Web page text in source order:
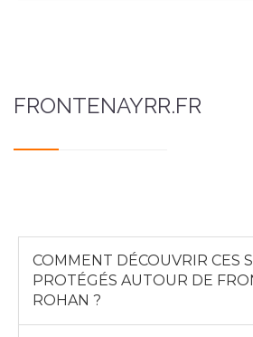
FRONTENAYRR.FR
COMMENT DÉCOUVRIR CES
PROTÉGÉS AUTOUR DE
ROHAN ?